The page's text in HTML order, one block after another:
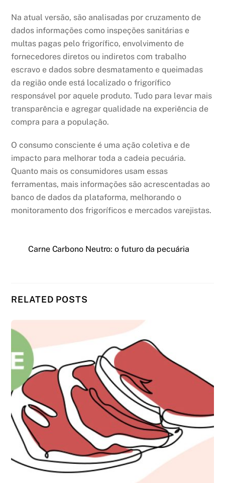
Na atual versão, são analisadas por cruzamento de
dados informações como inspeções sanitárias e
multas pagas pelo frigorífico, envolvimento de
fornecedores diretos ou indiretos com trabalho
escravo e dados sobre desmatamento e queimadas
da região onde está localizado o frigorífico
responsável por aquele produto. Tudo para levar mais
transparência e agregar qualidade na experiência de
compra para a população.
O consumo consciente é uma ação coletiva e de
impacto para melhorar toda a cadeia pecuária.
Quanto mais os consumidores usam essas
ferramentas, mais informações são acrescentadas ao
banco de dados da plataforma, melhorando o
monitoramento dos frigoríficos e mercados varejistas.
Carne Carbono Neutro: o futuro da pecuária
RELATED POSTS